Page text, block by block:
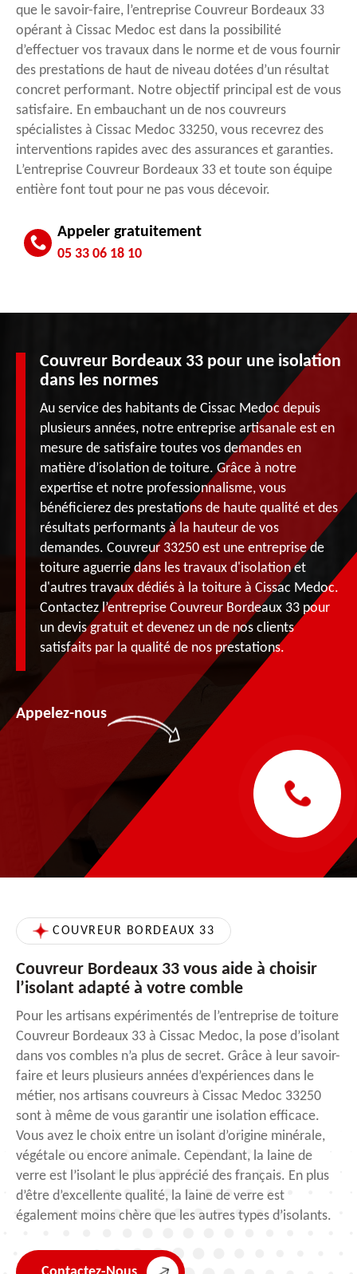
que le savoir-faire, l’entreprise Couvreur Bordeaux 33
opérant à Cissac Medoc est dans la possibilité
d’effectuer vos travaux dans le norme et de vous fournir
des prestations de haut de niveau dotées d’un résultat
concret performant. Notre objectif principal est de vous
satisfaire. En embauchant un de nos couvreurs
spécialistes à Cissac Medoc 33250, vous recevrez des
interventions rapides avec des assurances et garanties.
L’entreprise Couvreur Bordeaux 33 et toute son équipe
entière font tout pour ne pas vous décevoir.
Appeler gratuitement
05 33 06 18 10
Couvreur Bordeaux 33 pour une isolation
dans les normes
Au service des habitants de Cissac Medoc depuis
plusieurs années, notre entreprise artisanale est en
mesure de satisfaire toutes vos demandes en
matière d’isolation de toiture. Grâce à notre
expertise et notre professionnalisme, vous
bénéficierez des prestations de haute qualité et des
résultats performants à la hauteur de vos
demandes. Couvreur 33250 est une entreprise de
toiture aguerrie dans les travaux d'isolation et
d'autres travaux dédiés à la toiture à Cissac Medoc.
Contactez l’entreprise Couvreur Bordeaux 33 pour
un devis gratuit et devenez un de nos clients
satisfaits par la qualité de nos prestations.
Appelez-nous
COUVREUR BORDEAUX 33
Couvreur Bordeaux 33 vous aide à choisir
l’isolant adapté à votre comble
Pour les artisans expérimentés de l’entreprise de toiture
Couvreur Bordeaux 33 à Cissac Medoc, la pose d’isolant
dans vos combles n’a plus de secret. Grâce à leur savoir-
faire et leurs plusieurs années d’expériences dans le
métier, nos artisans couvreurs à Cissac Medoc 33250
sont à même de vous garantir une isolation efficace.
Vous avez le choix entre un isolant d’origine minérale,
végétale ou encore animale. Cependant, la laine de
verre est l’isolant le plus apprécié des français. En plus
d’être d’excellente qualité, la laine de verre est
également moins chère que les autres types d’isolants.